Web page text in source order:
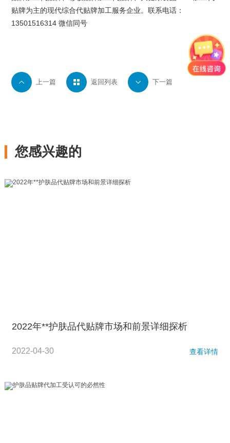
 上一篇  返回列表  下一篇
贴牌为主的现代综合代贴牌加工服务企业。联系电话：
13501516314 微信同号
您感兴趣的
2022年**护肤品代贴牌市场和前景详细探析
2022-04-30 查看详情